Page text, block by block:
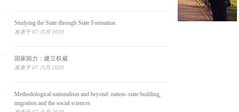
Studying the State through State Formation
发表于 07 六月 2020
国家能力：建立权威
发表于 07 六月 2020
Methodological nationalism and beyond: nation–state building,
migration and the social sciences